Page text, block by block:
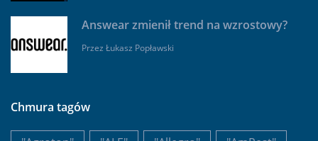
Answear zmienił trend na wzrostowy?
Przez Łukasz Popławski
Chmura tagów